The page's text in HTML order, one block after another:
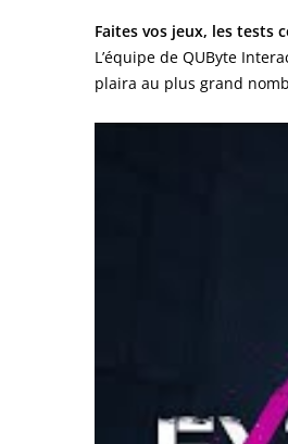
Faites vos jeux, les tests
L’équipe de QUByte
plaira au plus grand